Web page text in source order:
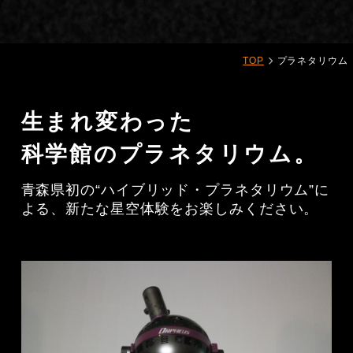
TOP プラネタリウム
生まれ変わった
科学館のプラネタリウム。
青森県初の“ハイブリッド・プラネタリウム”に
よる、新たな星空体験をお楽しみください。